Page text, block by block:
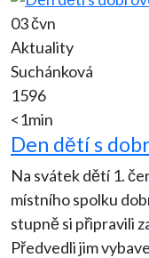
03 čvn
Aktuality
Suchánková
1596
<1min
Den dětí s
Na svátek dětí 1.
místního spolku
stupně si připravili
Předvedli jim